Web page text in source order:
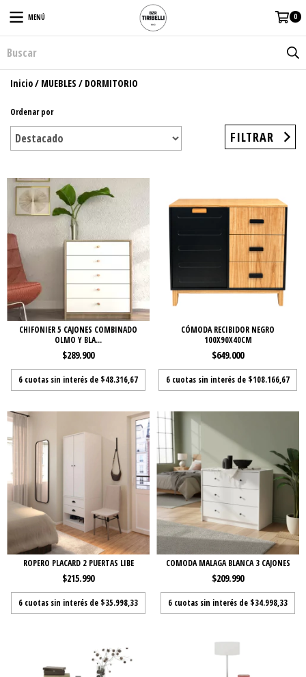
MENÚ 0
Inicio/ MUEBLES / DORMITORIO
Ordenar por
FILTRAR
CHIFONIER 5 CAJONES COMBINADO
OLMO Y BLA...
$289.900
6 cuotas sin interés de $48.316,67
CÓMODA RECIBIDOR NEGRO
100X90X40CM
$649.000
6 cuotas sin interés de $108.166,67
ROPERO PLACARD 2 PUERTAS LIBE
$215.990
6 cuotas sin interés de $35.998,33
COMODA MALAGA BLANCA 3 CAJONES
$209.990
6 cuotas sin interés de $34.998,33